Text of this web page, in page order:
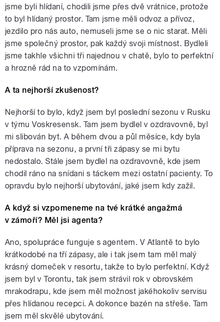
jsme byli hlídaní, chodili jsme přes dvě vrátnice, protože
to byl hlídaný prostor. Tam jsme měli odvoz a přívoz,
jezdilo pro nás auto, nemuseli jsme se o nic starat. Měli
jsme společný prostor, pak každý svoji místnost. Bydleli
jsme takhle všichni tři najednou v chatě, bylo to perfektní
a hrozně rád na to vzpomínám.
A ta nejhorší zkušenost?
Nejhorší to bylo, když jsem byl poslední sezonu v Rusku
v týmu Voskresensk. Tam jsem bydlel v ozdravovně, byl
mi slibován byt. A během dvou a půl měsíce, kdy byla
příprava na sezonu, a první tři zápasy se mi bytu
nedostalo. Stále jsem bydlel na ozdravovně, kde jsem
chodil ráno na snídani s táckem mezi ostatní pacienty. To
opravdu bylo nejhorší ubytování, jaké jsem kdy zažil.
A když si vzpomeneme na tvé krátké angažmá
v zámoří? Měl jsi agenta?
Ano, spolupráce funguje s agentem. V Atlantě to bylo
krátkodobé na tří zápasy, ale i tak jsem tam měl malý
krásný domeček v resortu, takže to bylo perfektní. Když
jsem byl v Torontu, tak jsem strávil rok v obrovském
mrakodrapu, kde jsem měl možnost jakéhokoliv servisu
přes hlídanou recepci. A dokonce bazén na střeše. Tam
jsem měl skvělé ubytování.